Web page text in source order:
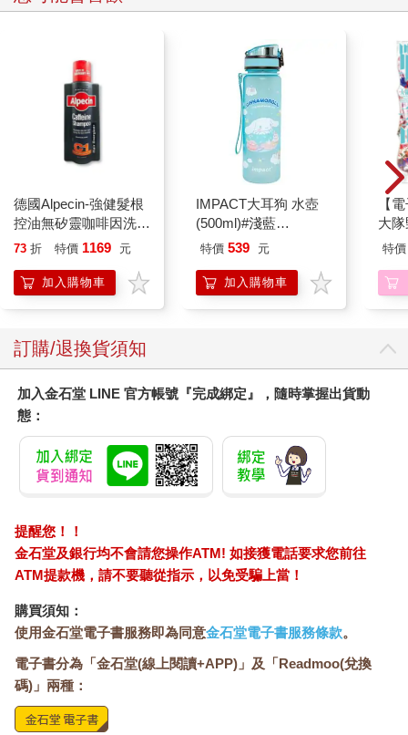
美股與台股不同，在Nasdaq（那斯達克）交易所掛牌上市並沒有
展潛力、想像空間，但處於發展早期、沒有實質營收的公司。
例如2025年時模組化核能發電設備的Oklo、量子運算的IonQ、D-
Wave、固態鋰電池的QuantumScape等，或許未來有不錯的前
景，但真正能產生足夠營收達到轉虧為盈的時間不確定性仍高，
公司發展過程如果遭遇宏觀經濟逆風、行業發生變化，都可能產
生重大影響。
此外，美股沒有漲跌幅的限制，未獲利公司波動性大，一天暴
漲、暴跌數十個百分比並不罕見，因此對於3年內還無法轉虧為盈
的早期階段公司，建議單一公司持股控制在5%之下、整體不要超
過20%的比重，以避免過度追求高報酬承擔了過度的風險。
 過度分散投資難以有效管理
休基金、母基金（fund of funds，以投資其他投資機構為目標的大
型機構，例如主權基金、保險公司、投資銀行等）以及新加坡政
投資地區涵蓋美國、以色列、兩岸三地及東南亞。除了早期階段
投資金額與投資經理能夠管理好被投資公司息息相關。
10億美元以每家500萬美元投資金額計算，加上後續的追加投資，
約共投資150～200家公司。20位投資經理除了要持續評估新的投
資機會外，最多平均同時需要管理7～10家被投資公司，負荷並不
在創投時才深刻體會投資後的管理工作，對投資績效與篩選投資
 參與董事會、定期會議，追蹤公司營運進度。
 適時提供產業資源、協助制定發展策略。
 持續掌握賽道內競爭同業、產業上下游狀態。
一般上市公司投資人無需也沒有機會參與前兩項工作，但第三項
是一般投資人提高報酬率必要的功課。
上述三項工作的目的，除了在協助被投資公司外，還能挖掘新的
投資機會。創投基金經理每季必須撰寫被投資公司的追蹤報告，
供內部檢討，並提供給投資基金的機構法人，以便了解被投資公
司的發展現況。
當被投資公司上市前，負責的投資經理需要決定是否提前出脫持
股給專門投資上市前股權的其他創投基金，或者等到上市閉鎖期
德國Alpecin-強健髮根
控油無矽靈咖啡因洗髮
凝露375ml/瓶-C1強健
調理頭皮洗髮液/0矽靈
滋潤洗頭髮水/一般髮
73 折 特價 1169 元
加入購物車
IMPACT大耳狗 水壺
(500ml)#淺藍
IMCMB01LB
特價 539 元
加入購物車
【
大
特價
訂購/退換貨須知
加入金石堂 LINE 官方帳號『完成綁定』，隨時掌握出貨動
態：
提醒您！！
金石堂及銀行均不會請您操作ATM! 如接獲電話要求您前往
ATM提款機，請不要聽從指示，以免受騙上當！
購買須知：
使用金石堂電子書服務即為同意金石堂電子書服務條款。
電子書分為「金石堂(線上閱讀+APP)」及「Readmoo(兌換
碼)」兩種：